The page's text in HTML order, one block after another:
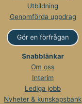
Utbildning
Genomförda uppdrag
Gör en förfrågan
Snabblänkar
Om oss
Interim
Lediga jobb
Nyheter & kunskapsbank